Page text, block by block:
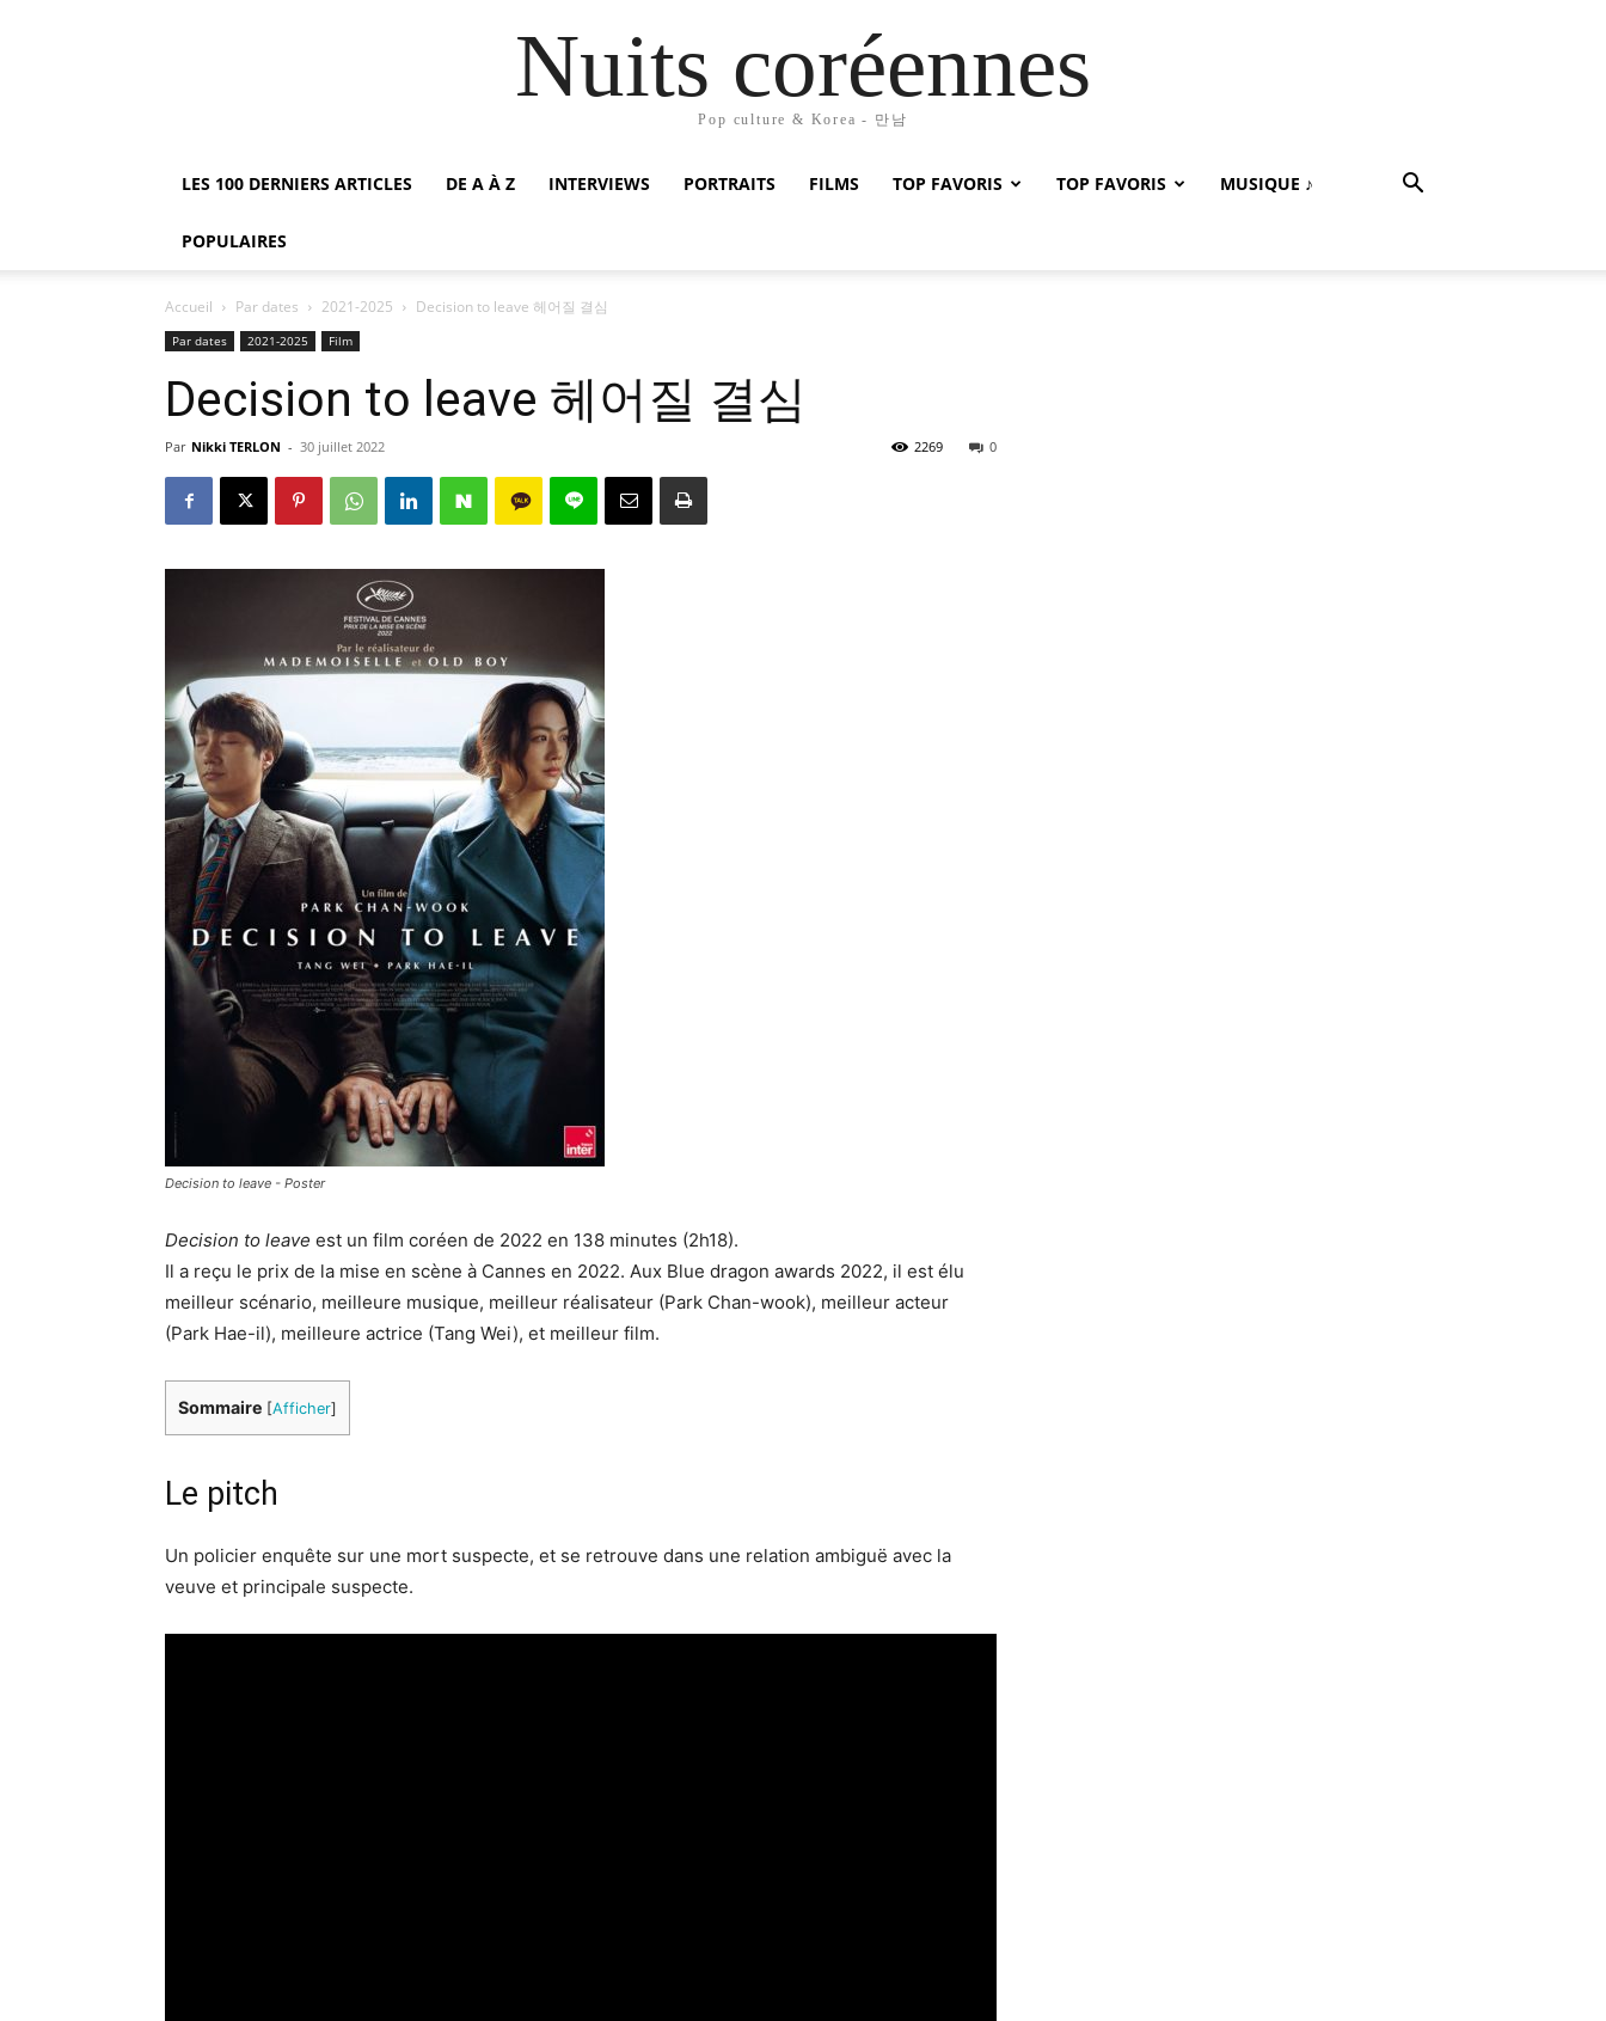
Nuits coréennes
Pop culture & Korea - 만남
LES 100 DERNIERS ARTICLES DE A À Z INTERVIEWS PORTRAITS FILMS TOP FAVORIS TOP FAVORIS MUSIQUE ♪
POPULAIRES
Accueil Par dates 2021-2025 Decision to leave 헤어질 결심
Par dates 2021-2025 Film
Decision to leave 헤어질 결심
Par Nikki TERLON - 30 juillet 2022 0
2269
Decision to leave - Poster
Decision to leave est un film coréen de 2022 en 138 minutes (2h18).
Il a reçu le prix de la mise en scène à Cannes en 2022. Aux Blue dragon awards 2022, il est élu
meilleur scénario, meilleure musique, meilleur réalisateur (Park Chan-wook), meilleur acteur
(Park Hae-il), meilleure actrice (Tang Wei), et meilleur film.
Sommaire [Afficher]
Le pitch
Un policier enquête sur une mort suspecte, et se retrouve dans une relation ambiguë avec la
veuve et principale suspecte.